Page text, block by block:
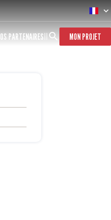
PARTENAIRES MON PROJET